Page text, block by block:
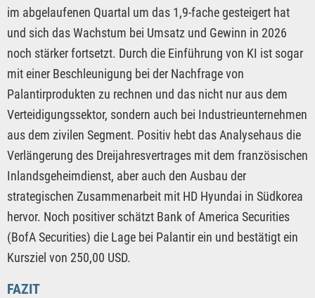
im abgelaufenen Quartal um das 1,9-fache gesteigert hat
und sich das Wachstum bei Umsatz und Gewinn in 2026
noch stärker fortsetzt. Durch die Einführung von KI ist sogar
mit einer Beschleunigung bei der Nachfrage von
Palantirprodukten zu rechnen und das nicht nur aus dem
Verteidigungssektor, sondern auch bei Industrieunternehmen
aus dem zivilen Segment. Positiv hebt das Analysehaus die
Verlängerung des Dreijahresvertrages mit dem französischen
Inlandsgeheimdienst, aber auch den Ausbau der
strategischen Zusammenarbeit mit HD Hyundai in Südkorea
hervor. Noch positiver schätzt Bank of America Securities
(BofA Securities) die Lage bei Palantir ein und bestätigt ein
Kursziel von 250,00 USD.
FAZIT